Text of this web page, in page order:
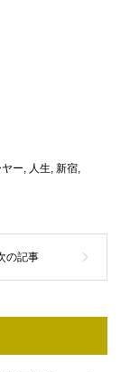
ー 人生 新宿,